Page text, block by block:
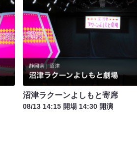
沼津ラクーンよしもと寄席
08/13 14:15 開場 14:30 開演